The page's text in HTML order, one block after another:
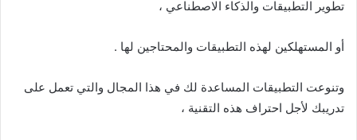
تطوير التطبيقات والذكاء الاصطناعي ،
أو المستهلكين لهذه التطبيقات والمحتاجين لها .
وتنوعت التطبيقات المساعدة لك في هذا المجال والتي تعمل على
تدريبك لأجل احتراف هذه التقنية ،